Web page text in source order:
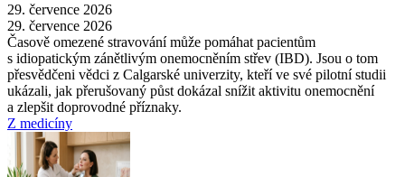
29. července 2026
29. července 2026
Časově omezené stravování může pomáhat pacientům
s idiopatickým zánětlivým onemocněním střev (IBD). Jsou o tom
přesvědčeni vědci z Calgarské univerzity, kteří ve své pilotní studii
ukázali, jak přerušovaný půst dokázal snížit aktivitu onemocnění
a zlepšit doprovodné příznaky.
Z medicíny